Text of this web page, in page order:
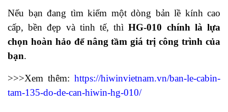
Nếu bạn đang tìm kiếm một dòng bản lề kính cao
cấp, bền đẹp và tinh tế, thì HG-010 chính là lựa
chọn hoàn hảo để nâng tầm giá trị công trình của
bạn.
>>>Xem thêm: https://hiwinvietnam.vn/ban-le-cabin-
tam-135-do-de-can-hiwin-hg-010/